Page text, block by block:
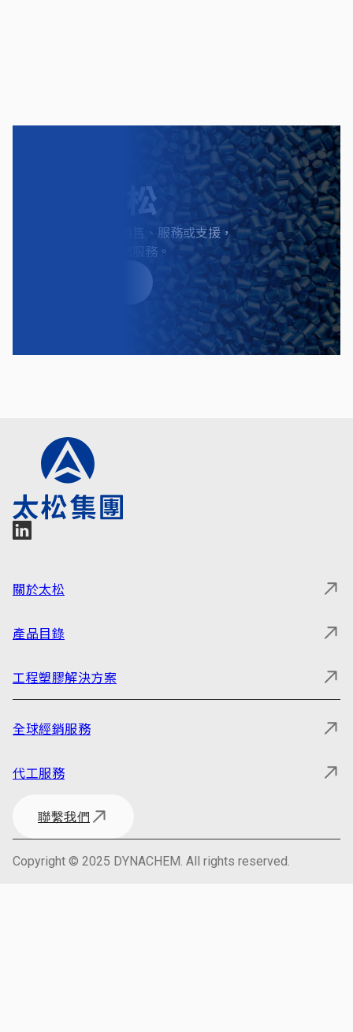
聯絡太松
無論您需要產品銷售、服務或支援，
我們都將竭誠為您服務。
關於太松
產品目錄
工程塑膠解決方案
全球經銷服務
代工服務
聯繫我們
Copyright © 2025 DYNACHEM. All rights reserved.